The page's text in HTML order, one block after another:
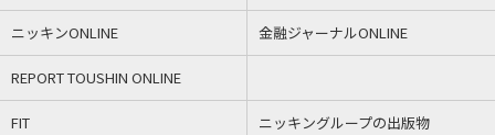
ニッキンONLINE 金融ジャーナルONLINE
REPORT TOUSHIN ONLINE
FIT ニッキングループの出版物